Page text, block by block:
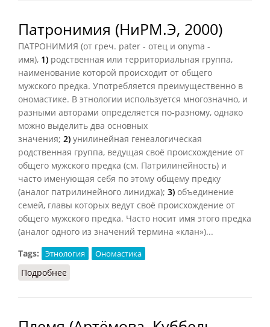
Патронимия (НиРМ.Э, 2000)
ПАТРОНИМИЯ (от греч. pater - отец и onyma -
имя), 1) родственная или территориальная группа,
наименование которой происходит от общего
мужского предка. Употребляется преимущественно в
ономастике. В этнологии используется многозначно, и
разными авторами определяется по-разному, однако
можно выделить два основных
значения; 2) унилинейная генеалогическая
родственная группа, ведущая своё происхождение от
общего мужского предка (см. Патрилинейность) и
часто именующая себя по этому общему предку
(аналог патрилинейного линиджа); 3) объединение
семей, главы которых ведут своё происхождение от
общего мужского предка. Часто носит имя этого предка
(аналог одного из значений термина «клан»)...
Tags:
Этнология Ономастика
Подробнее